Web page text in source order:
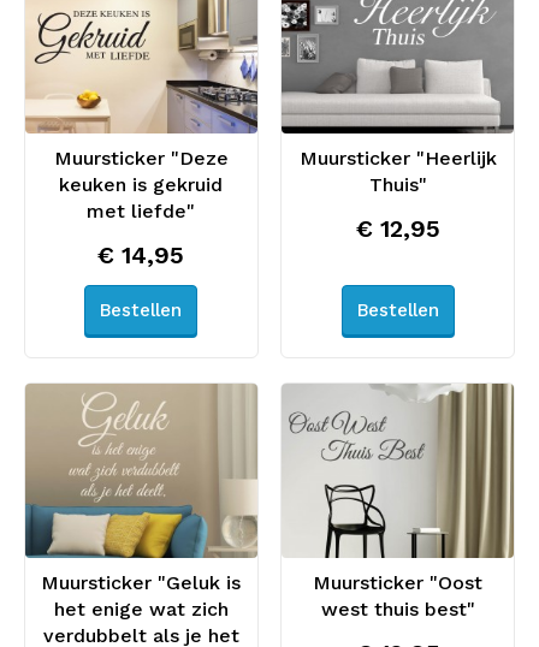
Muursticker "Deze
keuken is gekruid
met liefde"
€ 14,95
Bestellen
Muursticker "Heerlijk
Thuis"
€ 12,95
Bestellen
Muursticker "Geluk is
het enige wat zich
verdubbelt als je het
Muursticker "Oost
west thuis best"